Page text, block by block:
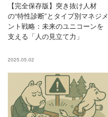
【完全保存版】突き抜け人材
の“特性診断”とタイプ別マネジメ
ント戦略：未来のユニコーンを
支える「人の見立て力」
2025.05.02